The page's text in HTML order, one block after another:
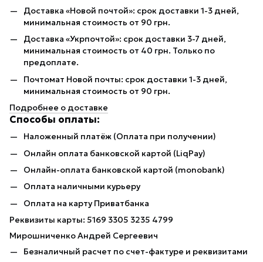
Доставка «Новой почтой»: срок доставки 1-3 дней,
минимальная стоимость от 90 грн.
Доставка «Укрпочтой»: срок доставки 3-7 дней,
минимальная стоимость от 40 грн. Только по
предоплате.
Почтомат Новой почты: срок доставки 1-3 дней,
минимальная стоимость от 90 грн.
Подробнее о доставке
Способы оплаты:
Наложенный платёж (Оплата при получении)
Онлайн оплата банковской картой (LiqPay)
Онлайн-оплата банковской картой (monobank)
Оплата наличными курьеру
Оплата на карту Приватбанка
Реквизиты карты: 5169 3305 3235 4799
Мирошниченко Андрей Сергеевич
Безналичный расчет по счет-фактуре и реквизитами